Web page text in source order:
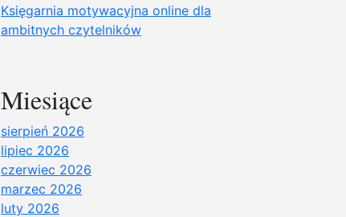
Księgarnia motywacyjna online dla
ambitnych czytelników
Miesiące
sierpień 2026
lipiec 2026
czerwiec 2026
marzec 2026
luty 2026